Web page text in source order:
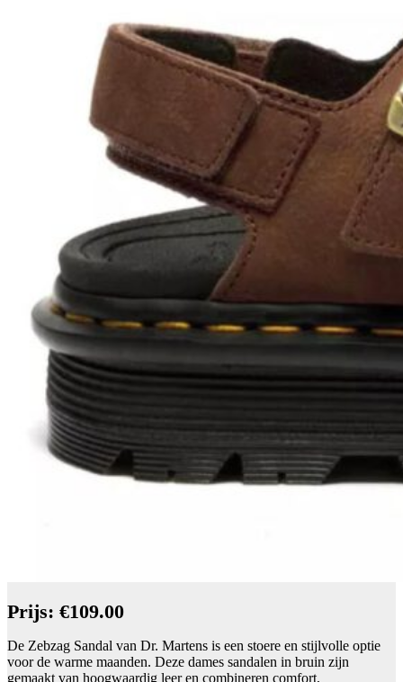
Prijs: €109.00
De Zebzag Sandal van Dr. Martens is een stoere en stijlvolle optie
voor de warme maanden. Deze dames sandalen in bruin zijn
gemaakt van hoogwaardig leer en combineren comfort,